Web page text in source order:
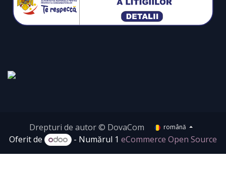
Drepturi de autor © DovaCom română
Oferit de - Numărul 1eCommerce Open Source